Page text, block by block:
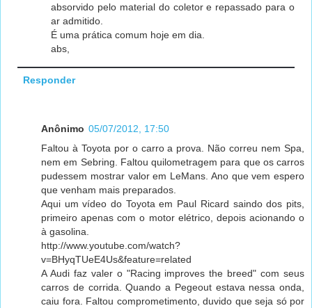
absorvido pelo material do coletor e repassado para o
ar admitido.
É uma prática comum hoje em dia.
abs,
Responder
Anônimo 05/07/2012, 17:50
Faltou à Toyota por o carro a prova. Não correu nem Spa,
nem em Sebring. Faltou quilometragem para que os carros
pudessem mostrar valor em LeMans. Ano que vem espero
que venham mais preparados.
Aqui um vídeo do Toyota em Paul Ricard saindo dos pits,
primeiro apenas com o motor elétrico, depois acionando o
à gasolina.
http://www.youtube.com/watch?
v=BHyqTUeE4Us&feature=related
A Audi faz valer o "Racing improves the breed" com seus
carros de corrida. Quando a Pegeout estava nessa onda,
caiu fora. Faltou comprometimento, duvido que seja só por